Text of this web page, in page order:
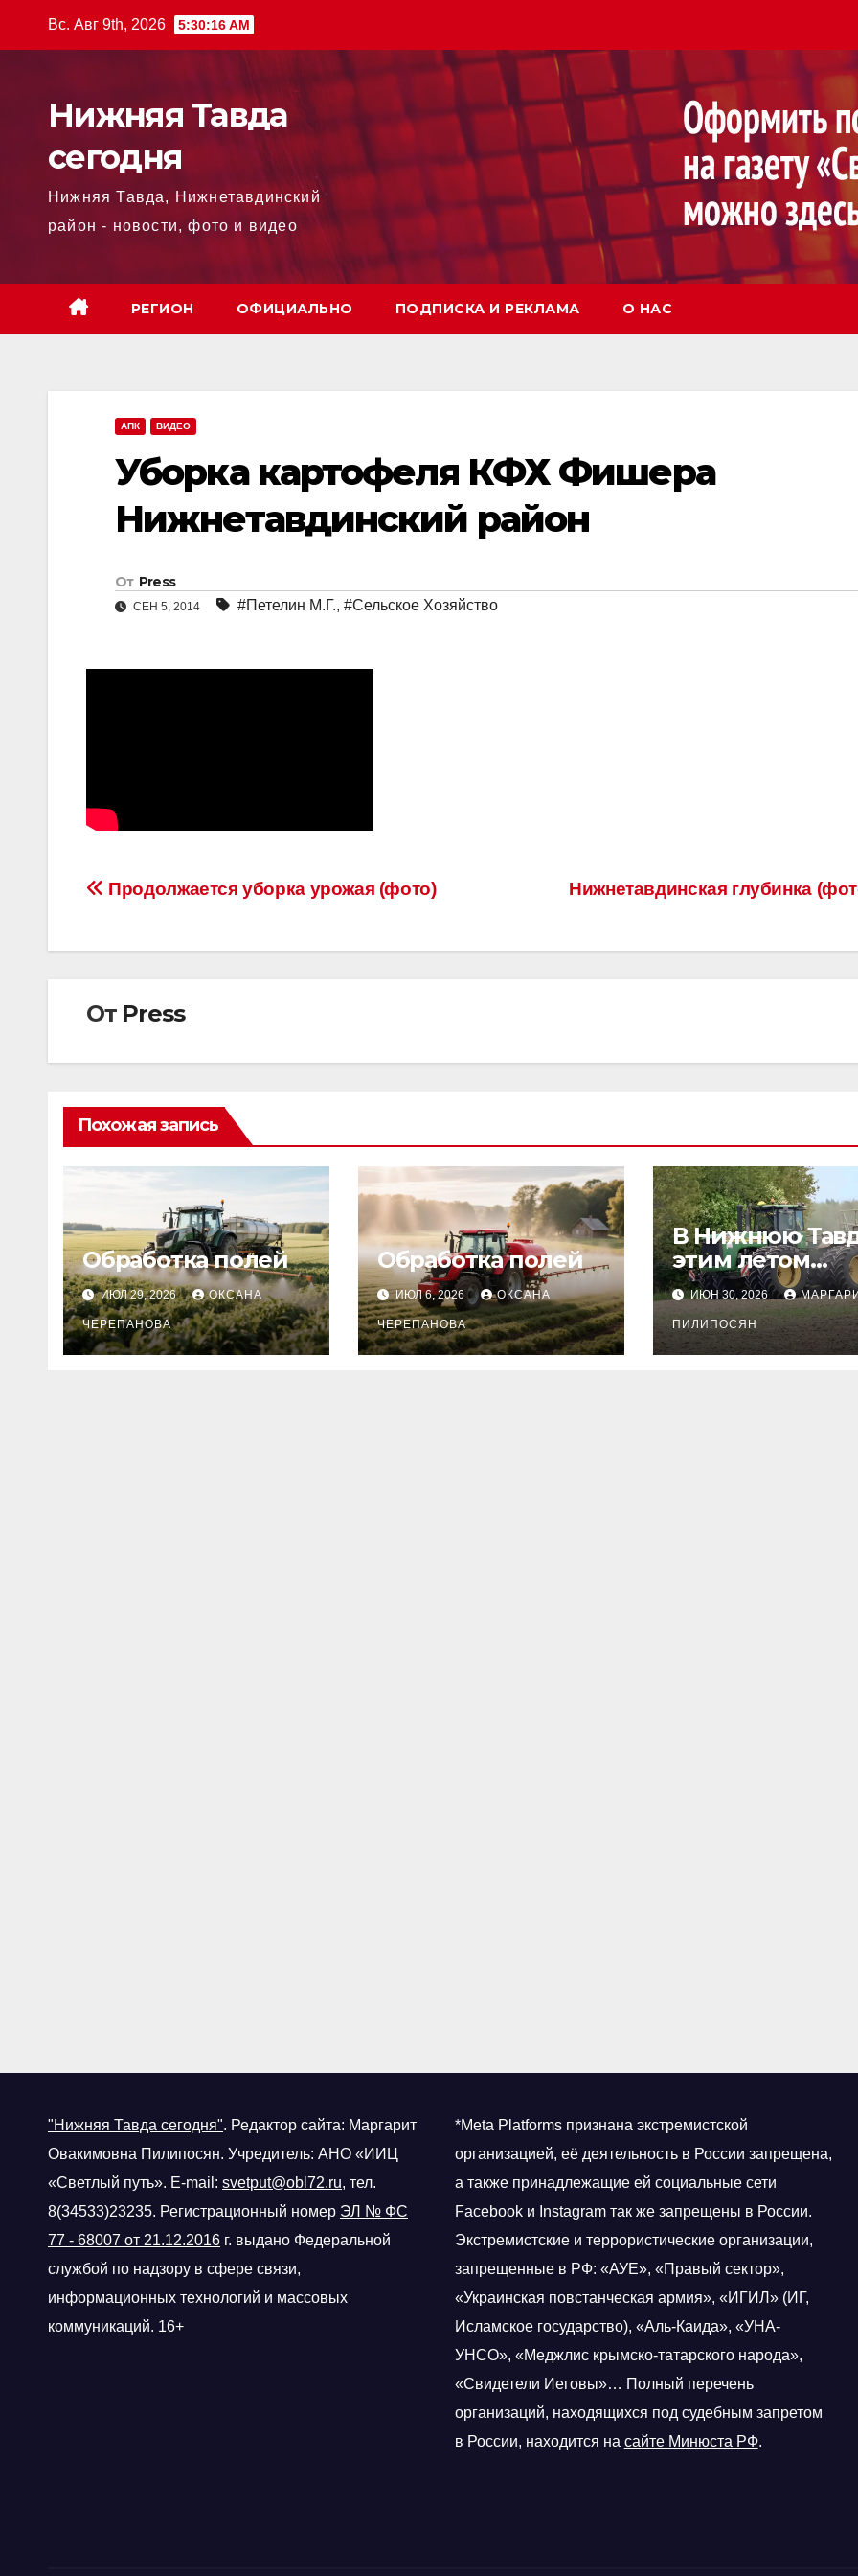
Вс. Авг 9th, 2026 5:30:17 AM
Нижняя Тавда
сегодня
Нижняя Тавда, Нижнетавдинский
район - новости, фото и видео
РЕГИОН ОФИЦИАЛЬНО ПОДПИСКА И РЕКЛАМА О НАС
АПК ВИДЕО
Уборка картофеля КФХ Фишера
Нижнетавдинский район
От Press
СЕН 5, 2014 #Петелин М.Г., #Сельское Хозяйство
Навигация
Нижнетавдинская глубинка
Продолжается уборка урожая (фото)
От Press
Похожая запись
Обработка полей
ИЮЛ 29, 2026 ОКСАНА
ЧЕРЕПАНОВА
Обработка полей
ИЮЛ 6, 2026 ОКСАНА
ЧЕРЕПАНОВА
В Нижнюю
этим летом
приехала
Клеопатра
ИЮН 30, 2026
ПИЛИПОСЯН
"Нижняя Тавда сегодня". Редактор сайта: Маргарит
Овакимовна Пилипосян. Учредитель: АНО «ИИЦ
«Светлый путь». E-mail: svetput@obl72.ru, тел.
8(34533)23235. Регистрационный номер ЭЛ № ФС
77 - 68007 от 21.12.2016 г. выдано Федеральной
службой по надзору в сфере связи,
информационных технологий и массовых
коммуникаций. 16+
*Meta Platforms признана экстремистской
организацией, её деятельность в России запрещена,
а также принадлежащие ей социальные сети
Facebook и Instagram так же запрещены в России.
Экстремистские и террористические организации,
запрещенные в РФ: «АУЕ», «Правый сектор»,
«Украинская повстанческая армия», «ИГИЛ» (ИГ,
Исламское государство), «Аль-Каида», «УНА-
УНСО», «Меджлис крымско-татарского народа»,
«Свидетели Иеговы»… Полный перечень
организаций, находящихся под судебным запретом
в России, находится на сайте Минюста РФ.